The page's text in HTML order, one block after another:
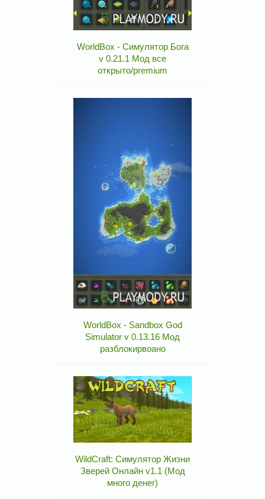
WorldBox - Симулятор Бога
v 0.21.1 Мод все
открыто/premium
WorldBox - Sandbox God
Simulator v 0.13.16 Мод
разблокирвоано
WildCraft: Симулятор Жизни
Зверей Онлайн v1.1 (Мод
много денег)